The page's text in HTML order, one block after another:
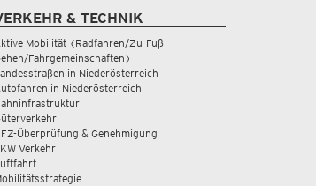
& TECHNIK
Mobilität (Radfahren/Zu-Fuß-
Fahrgemeinschaften)
in Niederösterreich
in Niederösterreich
Überprüfung & Genehmigung
Verkehr